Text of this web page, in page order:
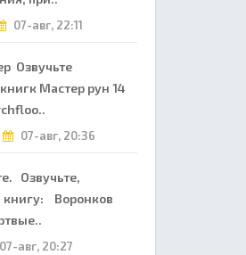
07-авг, 22:11
Озвучьте
Мастер рун 14
07-авг, 20:36
Озвучьте,
книгу: Воронков
07-авг, 20:27